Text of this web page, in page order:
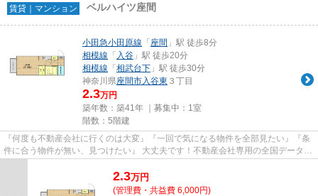
賃貸｜マンション ベルハイツ座間
小田急小田原線 「 座間 」駅 徒歩8分
相模線 「 入谷 」駅 徒歩20分
相模線 「 相武台下 」駅 徒歩30分
神奈川県座間市入谷東 ３丁目
2.3万円
築年数：築41年 ｜募集中： 1室
階数：5階建
『何度も不動産会社に行くのは大変』『一回で気になる物件を全部見たい』『条
件に合う物件が無い、見つけたい』 大丈夫です！不動産会社専用の全国データベ
2.3万円
(管理費・共益費 6,000円)